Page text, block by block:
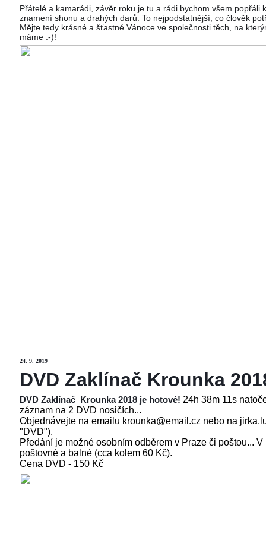
Přátelé a kamarádi, závěr roku je tu a rádi bychom všem
znamení shonu a drahých darů. To nejpodstatnější, co člověk
Mějte tedy krásné a šťastné Vánoce ve společnosti těch, na
máme :-)!
24. 9. 2019
DVD Zaklínač Krounka
DVD Zaklínač Krounka 2018 je hotové! 24h 38m 11s
záznam na 2 DVD nosičích...
Objednávejte na emailu krounka@email.cz nebo na
"DVD").
Předání je možné osobním odběrem v Praze či poštou...
poštovné a balné (cca kolem 60 Kč).
Cena DVD - 150 Kč